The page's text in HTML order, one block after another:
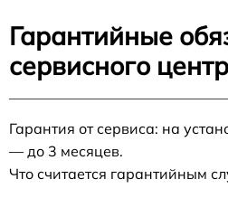
Гарантийные
сервисного
Гарантия от сервиса: на
— до 3 месяцев.
Что считается гарантийным